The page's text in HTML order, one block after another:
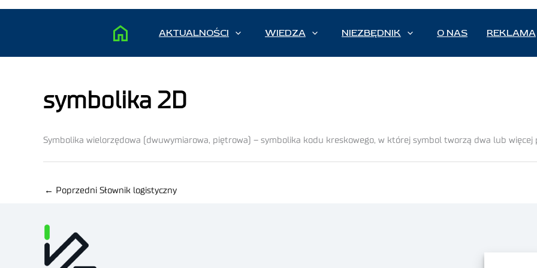
AKTUALNOŚCI WIEDZA NIEZBĘDNIK O NAS REKLAMA
symbolika 2D
Symbolika wielorzędowa (dwuwymiarowa, piętrowa) – symbolika kodu kreskowego, w której symbol tworzą dwa lub
← Poprzedni Słownik logistyczny